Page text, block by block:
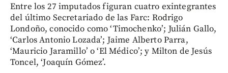
Entre los 27 imputados figuran cuatro exintegrantes
del último Secretariado de las Farc: Rodrigo
Londoño, conocido como ‘Timochenko’; Julián Gallo,
‘Carlos Antonio Lozada’; Jaime Alberto Parra,
‘Mauricio Jaramillo’ o ‘El Médico’; y Milton de Jesús
Toncel, ‘Joaquín Gómez’.